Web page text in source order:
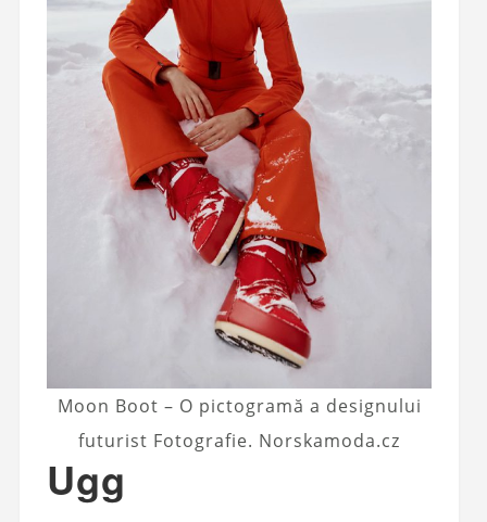
Moon Boot – O pictogramă a designului
futurist Fotografie. Norskamoda.cz
Ugg